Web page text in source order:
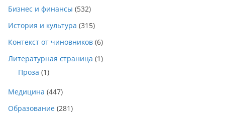
Бизнес и финансы (532)
История и культура (315)
Контекст от чиновников (6)
Литературная страница (1)
Проза (1)
Медицина (447)
Образование (281)